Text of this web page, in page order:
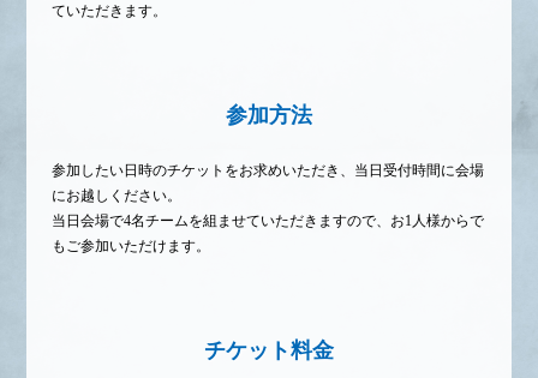
ていただきます。
参加方法
参加したい日時のチケットをお求めいただき、当日受付時間に会場
にお越しください。
当日会場で4名チームを組ませていただきますので、お1人様からで
もご参加いただけます。
チケット料金